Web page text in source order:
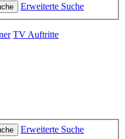
Erweiterte Suche
TV Auftritte
Erweiterte Suche